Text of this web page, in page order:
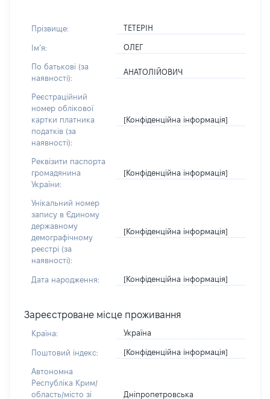
Прізвище: ТЕТЕРІН
Імʼя: ОЛЕГ
По батькові (за
наявності):
АНАТОЛІЙОВИЧ
Реєстраційний
номер облікової
картки платника
податків (за
наявності):
[Конфіденційна інформація]
Реквізити паспорта
громадянина
України:
[Конфіденційна інформація]
Унікальний номер
запису в Єдиному
державному
демографічному
реєстрі (за
наявності):
[Конфіденційна інформація]
Дата народження: [Конфіденційна інформація]
Зареєстроване місце проживання
Країна: Україна
Поштовий індекс: [Конфіденційна інформація]
Автономна
Республіка Крим/
область/місто зі
Дніпропетровська